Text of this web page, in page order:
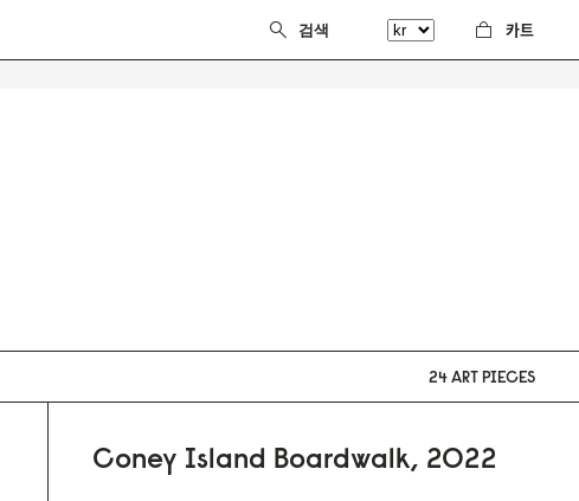
카트
24 ART PIECES
Coney Island Boardwalk, 2022